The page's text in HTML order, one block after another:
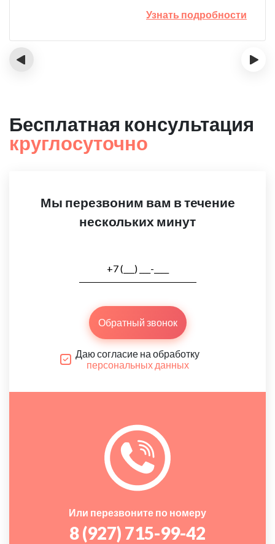
Узнать подробности
‹ ›
Бесплатная консультация
круглосуточно
Мы перезвоним вам в течение
нескольких минут
Обратный звонок
Даю согласие на обработку
персональных данных
Или перезвоните по номеру
8 (927) 715-99-42